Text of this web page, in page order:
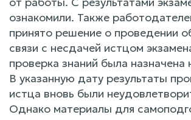
ознакомили. Также
принято решение о проведении
связи с несдачей истцом
проверка знаний была назначена
В указанную дату результаты
истца вновь были
Однако материалы для